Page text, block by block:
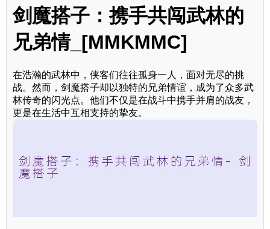
剑魔搭子：携手共闯武林的
兄弟情_[MMKMMC]
在浩瀚的武林中，侠客们往往孤身一人，面对无尽的挑
战。然而，剑魔搭子却以独特的兄弟情谊，成为了众多武
林传奇的闪光点。他们不仅是在战斗中携手并肩的战友，
更是在生活中互相支持的挚友。